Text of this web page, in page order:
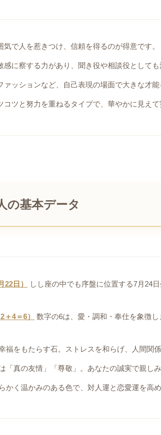
気で人を惹きつけ、信頼を得るのが得意です。
感に察する力があり、聞き役や相談役としても
ァッションなど、自己表現の場面で大きな才能
コツと努力を重ねるタイプで、華やかに見えて
の基本データ
22日） しし座の中でも序盤に位置する7月24日
＋4＝6）
数字の6は、愛・調和・奉仕を象徴
福をもたらす石。ストレスを和らげ、人間関
「真の友情」「尊敬」。あなたの誠実で親し
かく温かみのある色で、対人運と恋愛運を高